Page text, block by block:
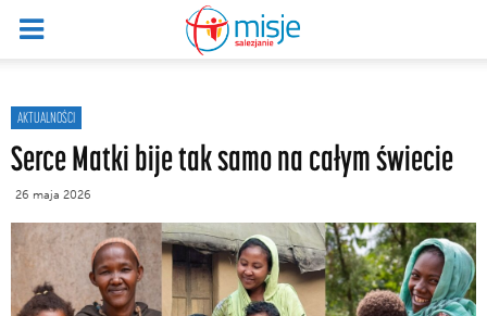
AKTUALNOŚCI
Serce Matki bije tak samo na całym świecie
26 maja 2026